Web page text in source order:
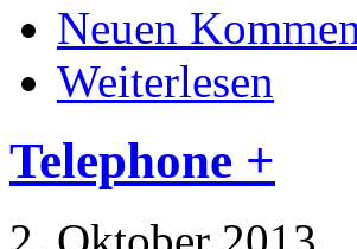
Neuen
Weiterlesen
Telephone +